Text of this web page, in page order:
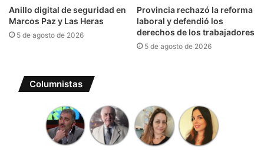
Anillo digital de seguridad en
Marcos Paz y Las Heras
5 de agosto de 2026
Provincia rechazó la reforma
laboral y defendió los
derechos de los trabajadores
5 de agosto de 2026
Columnistas